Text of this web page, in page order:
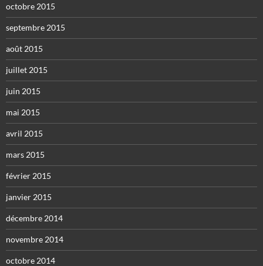
octobre 2015
septembre 2015
août 2015
juillet 2015
juin 2015
mai 2015
avril 2015
mars 2015
février 2015
janvier 2015
décembre 2014
novembre 2014
octobre 2014